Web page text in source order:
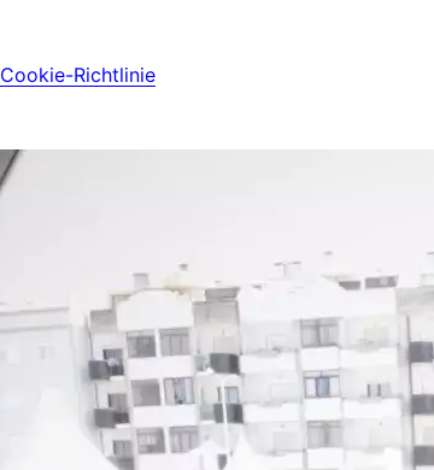
Cookie-Richtlinie